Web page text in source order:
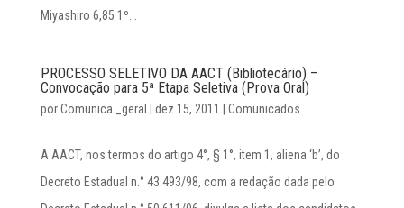
Miyashiro 6,85 1º...
PROCESSO SELETIVO DA AACT (Bibliotecário) –
Convocação para 5ª Etapa Seletiva (Prova Oral)
porComunica _geral dez 15, 2011 Comunicados
A AACT, nos termos do artigo 4°, § 1°, item 1, aliena ‘b’, do
Decreto Estadual n.° 43.493/98, com a redação dada pelo